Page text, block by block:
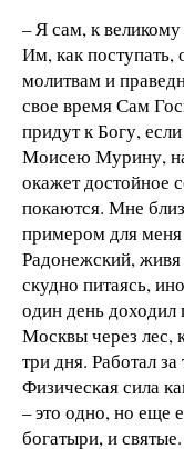
– Я сам, к
Им, как поступать,
молитвам и
свое время Сам
придут к Богу,
Моисею Мурину,
окажет достойное
покаются. Мне
примером для
Радонежский, живя
скудно питаясь,
один день
Москвы через лес,
три дня. Работал
Физическая сила
– это одно, но еще
богатыри, и